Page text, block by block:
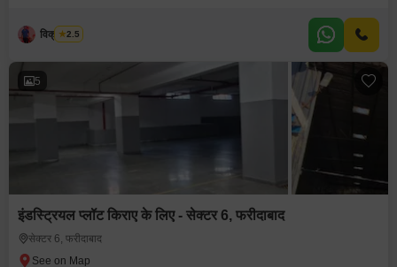
विक्रम सिंह
2.5
5
इंडस्ट्रियल प्लॉट किराए के लिए - सेक्टर 6, फरीदाबाद
सेक्टर 6, फरीदाबाद